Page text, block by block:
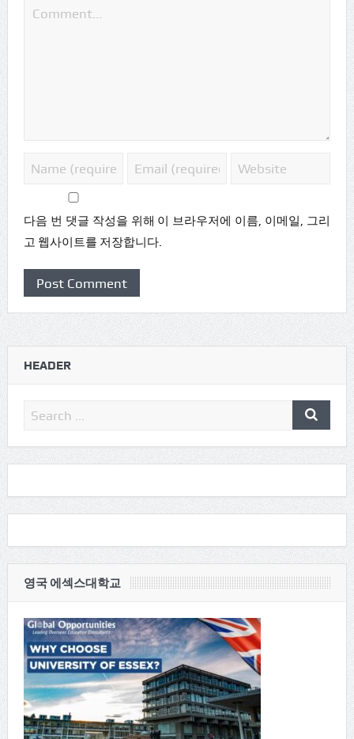
다음 번 댓글 작성을 위해 이 브라우저에 이름, 이메일, 그리
고 웹사이트를 저장합니다.
HEADER
영국 에섹스대학교